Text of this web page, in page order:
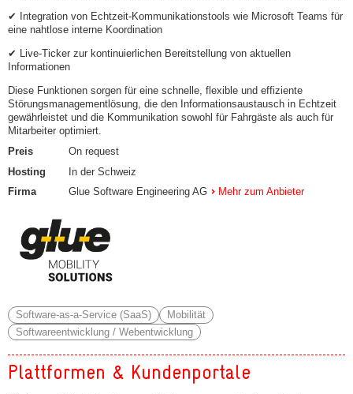
✔ Integration von Echtzeit-Kommunikationstools wie Microsoft Teams für
eine nahtlose interne Koordination
✔ Live-Ticker zur kontinuierlichen Bereitstellung von aktuellen
Informationen
Diese Funktionen sorgen für eine schnelle, flexible und effiziente
Störungsmanagementlösung, die den Informationsaustausch in Echtzeit
gewährleistet und die Kommunikation sowohl für Fahrgäste als auch für
Mitarbeiter optimiert.
Preis
On request
Hosting
In der Schweiz
Firma
Glue Software Engineering AG Mehr zum Anbieter
Software-as-a-Service (SaaS)
Mobilität
Softwareentwicklung / Webentwicklung
Plattformen & Kundenportale